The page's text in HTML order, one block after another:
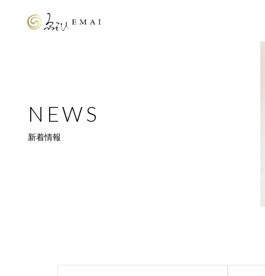
NEWS
新着情報